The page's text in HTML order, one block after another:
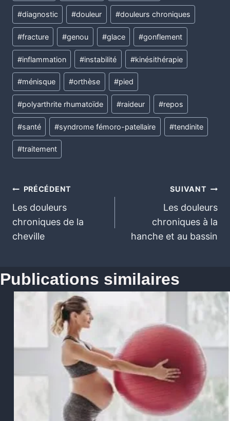
#diagnostic #douleur #douleurs chroniques
#fracture #genou #glace #gonflement
#inflammation #instabilité #kinésithérapie
#ménisque #orthèse #pied
#polyarthrite rhumatoïde #raideur #repos
#santé #syndrome fémoro-patellaire #tendinite
#traitement
PRÉCÉDENT
Les douleurs
chroniques de la
cheville
SUIVANT
Les douleurs
chroniques à la
hanche et au bassin
Publications similaires